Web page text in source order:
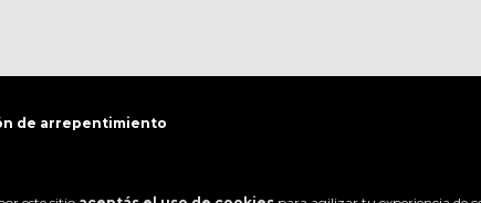
de arrepentimiento